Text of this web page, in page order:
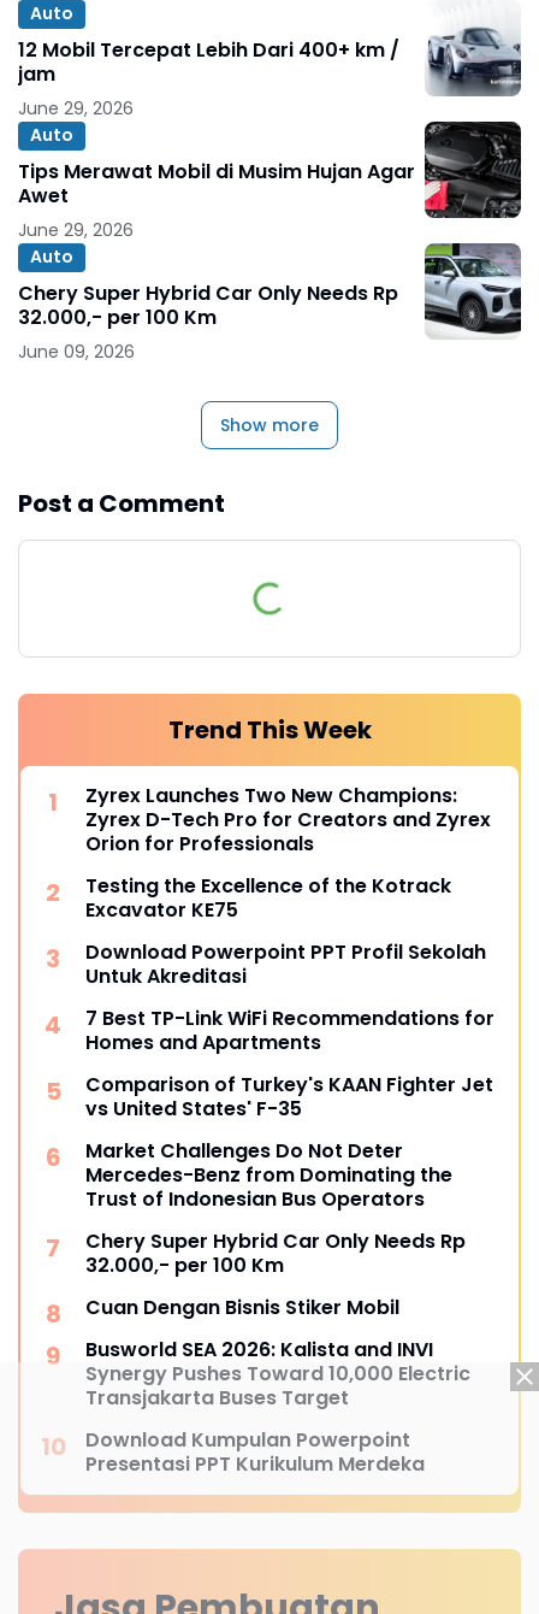
Auto
12 Mobil Tercepat Lebih Dari 400+ km /
jam
June 29, 2026
Auto
Tips Merawat Mobil di Musim Hujan Agar
Awet
June 29, 2026
Auto
Chery Super Hybrid Car Only Needs Rp
32.000,- per 100 Km
June 09, 2026
Show more
Post a Comment
Trend This Week
Zyrex Launches Two New Champions:
Zyrex D-Tech Pro for Creators and Zyrex
Orion for Professionals
Testing the Excellence of the Kotrack
Excavator KE75
Download Powerpoint PPT Profil Sekolah
Untuk Akreditasi
7 Best TP-Link WiFi Recommendations for
Homes and Apartments
Comparison of Turkey's KAAN Fighter Jet
vs United States' F-35
Market Challenges Do Not Deter
Mercedes-Benz from Dominating the
Trust of Indonesian Bus Operators
Chery Super Hybrid Car Only Needs Rp
32.000,- per 100 Km
Cuan Dengan Bisnis Stiker Mobil
Busworld SEA 2026: Kalista and INVI
Synergy Pushes Toward 10,000 Electric
Transjakarta Buses Target
Download Kumpulan Powerpoint
Presentasi PPT Kurikulum Merdeka